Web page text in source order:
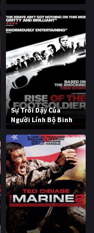
Sự Trỗi Dậy Của
Người Lính Bộ Binh